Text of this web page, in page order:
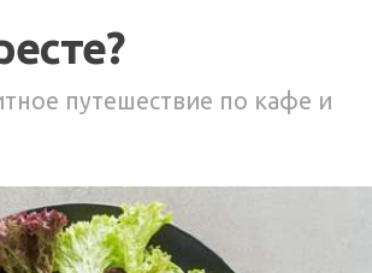
путешествие по кафе и